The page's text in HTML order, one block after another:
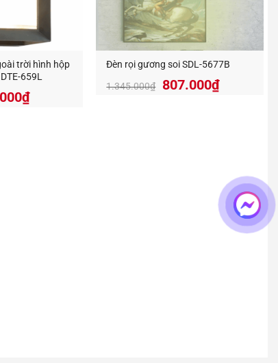
đa dạng mẫu mã và giá thành tốt nhất trên
trời hình hộp
659L
₫Giá
Đèn rọi gương soi SDL-5677B
1.345.000₫ 807.000₫